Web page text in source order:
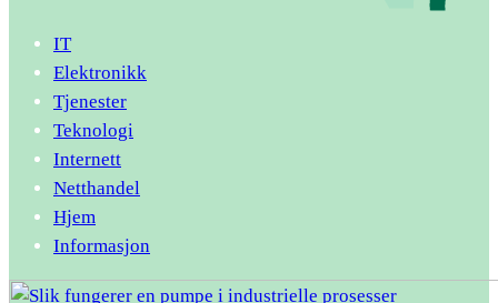
IT
Elektronikk
Tjenester
Teknologi
Internett
Netthandel
Hjem
Informasjon